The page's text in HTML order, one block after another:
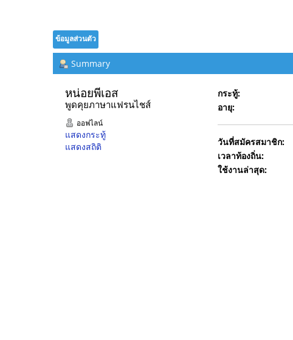
ข้อมูลส่วนตัว
Summary
หน่อยพีเอส
พูดคุยภาษาแฟรนไชส์
ออฟไลน์
แสดงกระทู้
แสดงสถิติ
กระทู้:
อายุ:
วันที่สมัครสมาชิก:
เวลาท้องถิ่น:
ใช้งานล่าสุด: